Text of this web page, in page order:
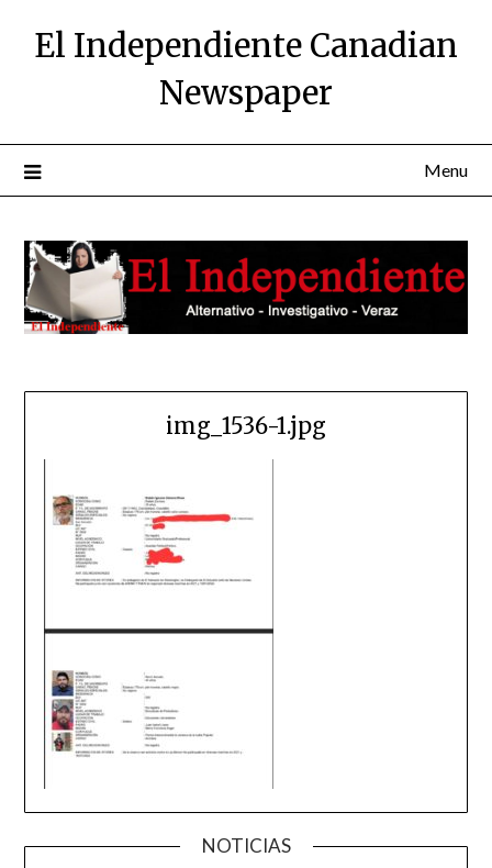
El Independiente Canadian
Newspaper
Menu
img_1536-1.jpg
NOTICIAS